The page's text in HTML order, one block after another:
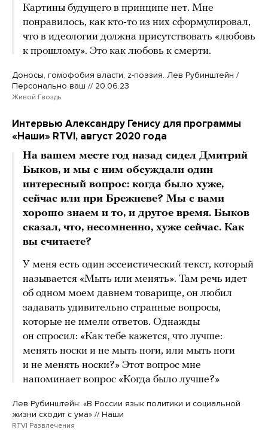
Картины будущего в принципе нет. Мне
понравилось, как кто-то из них сформулировал,
что в идеологии должна присутствовать «любовь
к прошлому». Это как любовь к смерти.
Доносы, гомофобия власти, z-поэзия. Лев Рубинштейн /
Персонально ваш // 20.06.23
Живой Гвоздь
Интервью Александру Генису для программы
«Наши» RTVI, август 2020 года
На вашем месте год назад сидел Дмитрий
Быков, и мы с ним обсуждали один
интересный вопрос: когда было хуже,
сейчас или при Брежневе? Мы с вами
хорошо знаем и то, и другое время. Быков
сказал, что, несомненно, хуже сейчас. Как
вы считаете?
У меня есть один эссеистический текст, который
называется «Мыть или менять». Там речь идет
об одном моем давнем товарище, он любил
задавать удивительно странные вопросы,
которые не имели ответов. Однажды
он спросил: «Как тебе кажется, что лучше:
менять носки и не мыть ноги, или мыть ноги
и не менять носки?» Этот вопрос мне
напоминает вопрос «Когда было лучше?»
Лев Рубинштейн: «В России язык политики и социальной
жизни сходит с ума» // Наши
RTVI Развлечения